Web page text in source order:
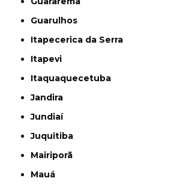
Guarulhos
Itapecerica da Serra
Itapevi
Itaquaquecetuba
Jandira
Jundiaí
Juquitiba
Mairiporã
Mauá